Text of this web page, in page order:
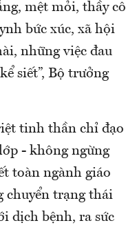
mệt mỏi, thầy cô
bức xúc, xã hội
những việc đau
siết”, Bộ trưởng
tinh thần chỉ đạo
- không ngừng
toàn ngành giáo
chuyển trạng thái
dịch bệnh, ra sức